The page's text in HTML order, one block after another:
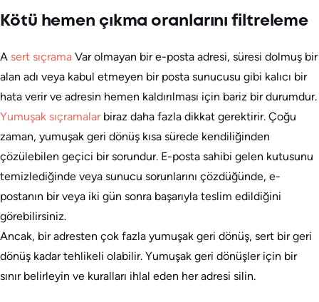
Kötü hemen çıkma oranlarını filtreleme
A sert sıçrama Var olmayan bir e-posta adresi, süresi dolmuş bir
alan adı veya kabul etmeyen bir posta sunucusu gibi kalıcı bir
hata verir ve adresin hemen kaldırılması için bariz bir durumdur.
Yumuşak sıçramalar biraz daha fazla dikkat gerektirir. Çoğu
zaman, yumuşak geri dönüş kısa sürede kendiliğinden
çözülebilen geçici bir sorundur. E-posta sahibi gelen kutusunu
temizlediğinde veya sunucu sorunlarını çözdüğünde, e-
postanın bir veya iki gün sonra başarıyla teslim edildiğini
görebilirsiniz.
Ancak, bir adresten çok fazla yumuşak geri dönüş, sert bir geri
dönüş kadar tehlikeli olabilir. Yumuşak geri dönüşler için bir
sınır belirleyin ve kuralları ihlal eden her adresi silin.